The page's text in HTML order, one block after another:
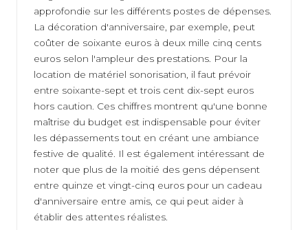
approfondie sur les différents postes de dépenses.
La décoration d'anniversaire, par exemple, peut
coûter de soixante euros à deux mille cinq cents
euros selon l'ampleur des prestations. Pour la
location de matériel sonorisation, il faut prévoir
entre soixante-sept et trois cent dix-sept euros
hors caution. Ces chiffres montrent qu'une bonne
maîtrise du budget est indispensable pour éviter
les dépassements tout en créant une ambiance
festive de qualité. Il est également intéressant de
noter que plus de la moitié des gens dépensent
entre quinze et vingt-cinq euros pour un cadeau
d'anniversaire entre amis, ce qui peut aider à
établir des attentes réalistes.